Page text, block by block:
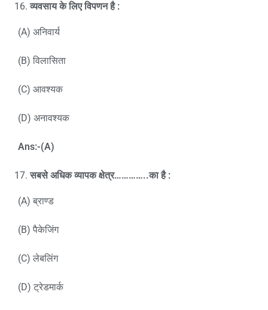
व्यवसाय के लिए विपणन है :
(A) अनिवार्य
(B) विलासिता
(C) आवश्यक
(D) अनावश्यक
Ans:-(A)
सबसे अधिक व्यापक क्षेत्र…………..का है :
(A) ब्राण्ड
(B) पैकेजिंग
(C) लेबलिंग
(D) ट्रेडमार्क